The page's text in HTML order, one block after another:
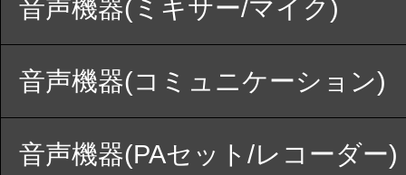
音声機器(ミキサー/マイク)
音声機器(コミュニケーション)
音声機器(PAセット/レコーダー)